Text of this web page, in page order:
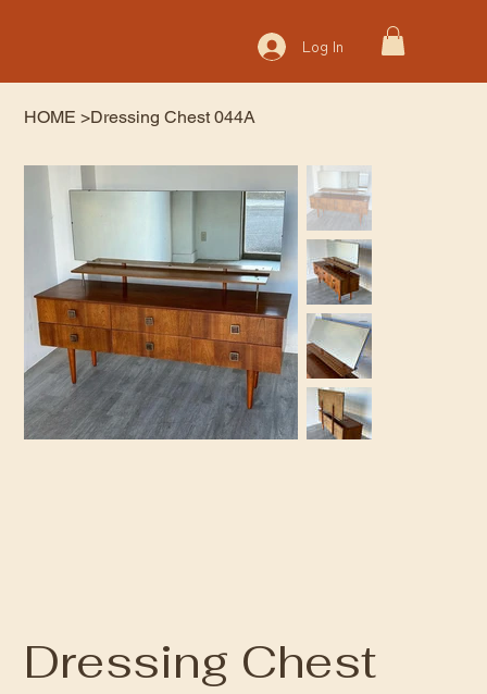
Log In
HOME >Dressing Chest 044A
Dressing Chest